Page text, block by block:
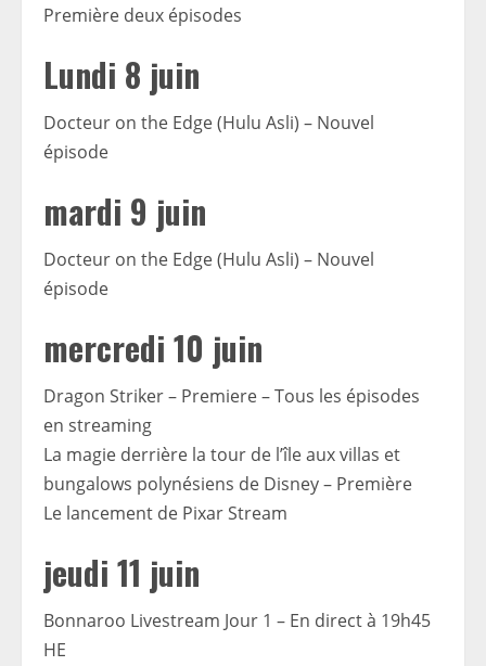
Première deux épisodes
Lundi 8 juin
Docteur on the Edge (Hulu Asli) – Nouvel
épisode
mardi 9 juin
Docteur on the Edge (Hulu Asli) – Nouvel
épisode
mercredi 10 juin
Dragon Striker – Premiere – Tous les épisodes
en streaming
La magie derrière la tour de l’île aux villas et
bungalows polynésiens de Disney – Première
Le lancement de Pixar Stream
jeudi 11 juin
Bonnaroo Livestream Jour 1 – En direct à 19h45
HE